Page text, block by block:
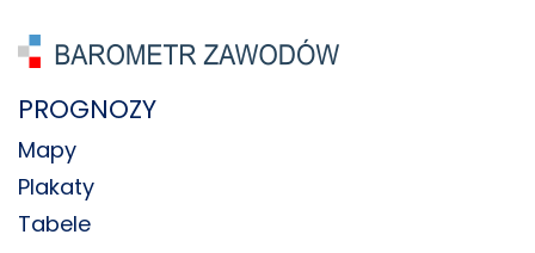
PROGNOZY
Mapy
Plakaty
Tabele